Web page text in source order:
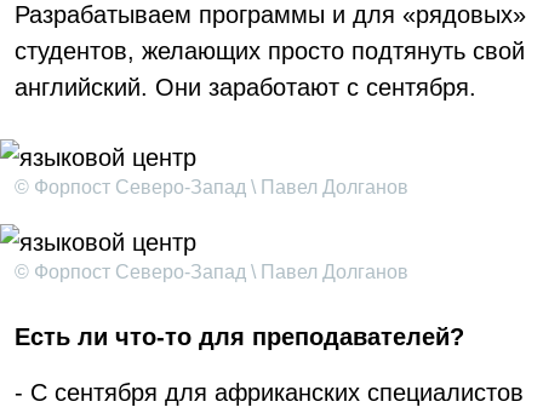
Разрабатываем программы и для «рядовых»
студентов, желающих просто подтянуть свой
английский. Они заработают с сентября.
© Форпост Северо-Запад \ Павел Долганов
© Форпост Северо-Запад \ Павел Долганов
Есть ли что-то для преподавателей?
- С сентября для африканских специалистов